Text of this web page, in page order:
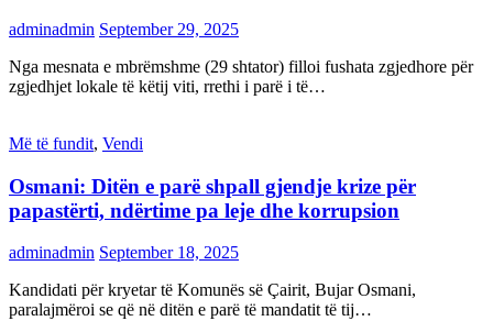
adminadmin September 29, 2025
Nga mesnata e mbrëmshme (29 shtator) filloi fushata zgjedhore për
zgjedhjet lokale të këtij viti, rrethi i parë i të…
Më të fundit, Vendi
Osmani: Ditën e parë shpall gjendje krize për
papastërti, ndërtime pa leje dhe korrupsion
adminadmin September 18, 2025
Kandidati për kryetar të Komunës së Çairit, Bujar Osmani,
paralajmëroi se që në ditën e parë të mandatit të tij…